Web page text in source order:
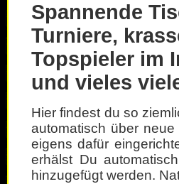
Spannende
Turniere,
Topspieler im
und vieles
Hier findest du so
automatisch über
eigens dafür
erhälst Du
hinzugefügt werden.